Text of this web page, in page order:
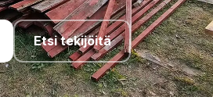
Etsi tekijöitä